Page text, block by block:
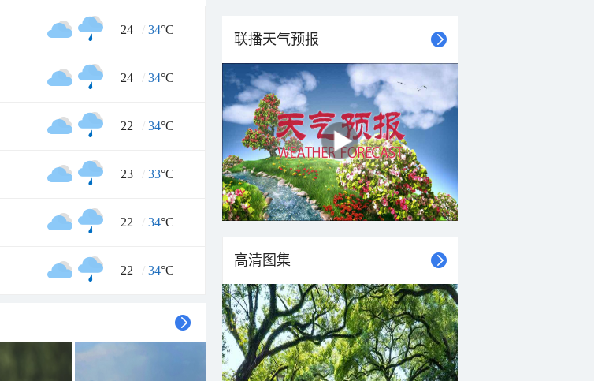
24 / 34°C
24 / 34°C
22 / 34°C
23 / 33°C
22 / 34°C
22 / 34°C
联播天气预报
高清图集